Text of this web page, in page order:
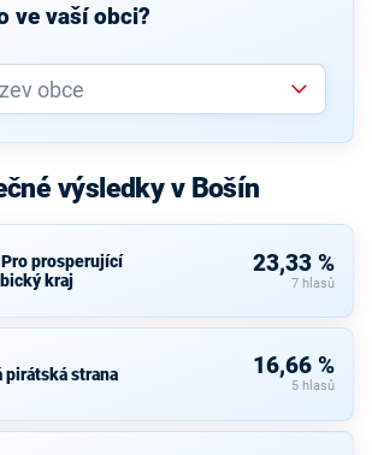
ve vaší obci?
výsledky v Bošín
prosperující
kraj
23,33 %
7 hlasů
pirátská strana 16,66 %
5 hlasů